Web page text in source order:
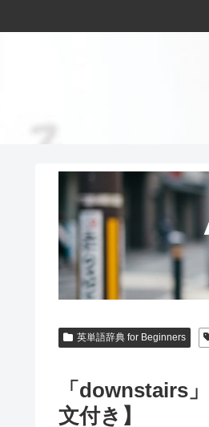
英単語辞典 for Beginners
「downstairs
文付き】